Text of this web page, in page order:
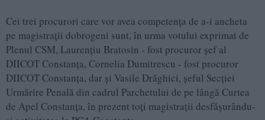
Cei trei procurori care vor avea competenţa de a-i ancheta
pe magistraţii dobrogeni sunt, în urma votului exprimat de
Plenul CSM, Laurenţiu Bratosin - fost procuror şef al
DIICOT Constanţa, Cornelia Dumitrescu - fost procuror
DIICOT Constanţa, dar şi Vasile Drăghici, şeful Secţiei
Urmărire Penală din cadrul Parchetului de pe lângă Curtea
de Apel Constanţa, în prezent toţi magistraţii desfăşurându-